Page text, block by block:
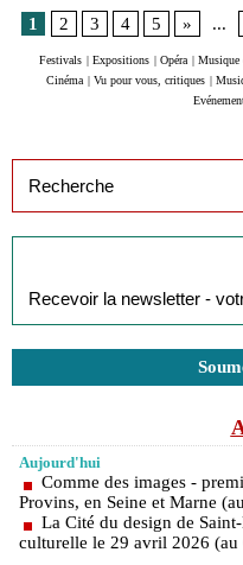
1
2 3 4 5 » ...
Festivals Expositions Opéra Musique
Cinéma
Vu pour vous, critiques
Aujourd'hui
Comme des images -
Provins, en Seine et Marne
La Cité du design de
culturelle le 29 avril 2026